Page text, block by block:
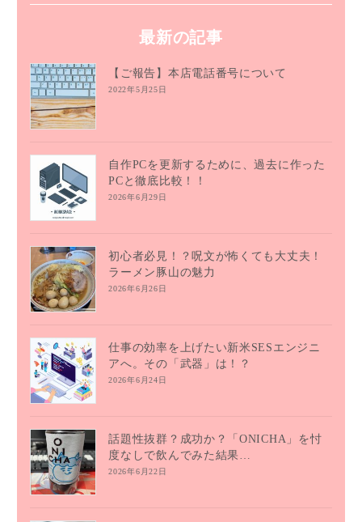
最新の記事
【ご報告】本店電話番号について
2022年5月25日
自作PCを更新するために、過去に作った
PCと徹底比較！！
2026年6月29日
初心者必見！？呪文が怖くても大丈夫！
ラーメン豚山の魅力
2026年6月26日
仕事の効率を上げたい新米SESエンジニ
アへ。その「武器」は！？
2026年6月24日
話題性抜群？成功か？「ONICHA」を忖
度なしで飲んでみた結果…
2026年6月22日